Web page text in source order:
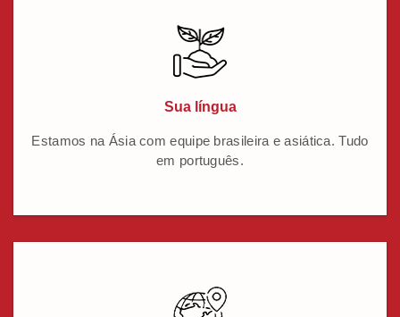
Sua língua
Estamos na Ásia com equipe brasileira e asiática. Tudo
em português.